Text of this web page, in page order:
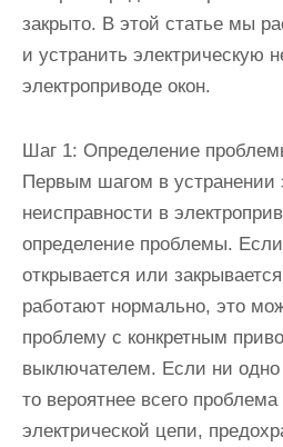
закрыто. В этой статье мы
и устранить электрическую
электроприводе окон.
Шаг 1: Определение
Первым шагом в устранении
неисправности в
определение проблемы.
открывается или
работают нормально, это
проблему с конкретным
выключателем. Если ни одно
то вероятнее всего проблема
электрической цепи,